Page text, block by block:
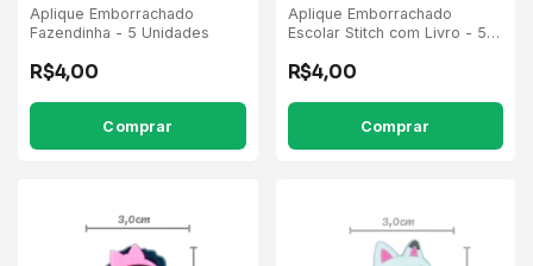
Aplique Emborrachado
Fazendinha - 5 Unidades
R$4,00
Comprar
Aplique Emborrachado
Escolar Stitch com Livro - 5
R$4,00